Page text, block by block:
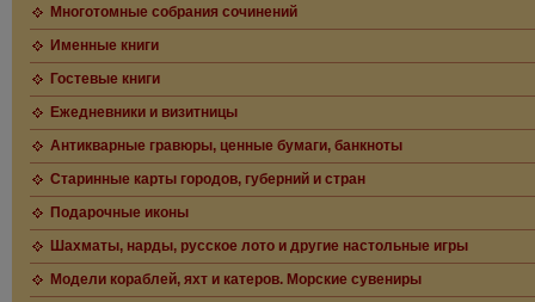
Многотомные собрания сочинений
Именные книги
Гостевые книги
Ежедневники и визитницы
Антикварные гравюры, ценные бумаги, банкноты
Старинные карты городов, губерний и стран
Подарочные иконы
Шахматы, нарды, русское лото и другие настольные игры
Модели кораблей, яхт и катеров. Морские сувениры